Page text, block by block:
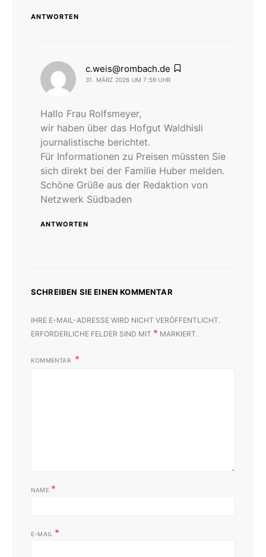
ANTWORTEN
c.weis@rombach.de
31. MÄRZ 2026 UM 7:59 UHR
Hallo Frau Rolfsmeyer,
wir haben über das Hofgut Waldhisli
journalistische berichtet.
Für Informationen zu Preisen müssten Sie
sich direkt bei der Familie Huber melden.
Schöne Grüße aus der Redaktion von
Netzwerk Südbaden
ANTWORTEN
SCHREIBEN SIE EINEN KOMMENTAR
IHRE E-MAIL-ADRESSE WIRD NICHT VERÖFFENTLICHT.
ERFORDERLICHE FELDER SIND MIT * MARKIERT.
KOMMENTAR
NAME *
E-MAIL *